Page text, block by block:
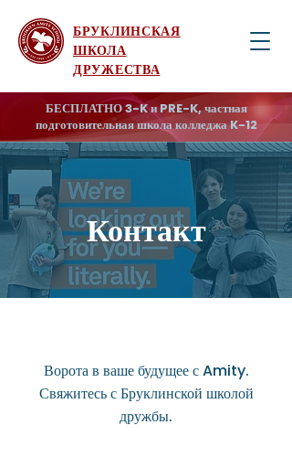
БРУКЛИНСКАЯ
ШКОЛА
ДРУЖЕСТВА
БЕСПЛАТНО 3-K и PRE-K, частная
подготовительная школа колледжа K-12
Контакт
Ворота в ваше будущее с Amity.
Свяжитесь с Бруклинской школой
дружбы.